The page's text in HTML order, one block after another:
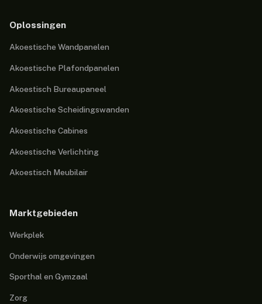
Oplossingen
Akoestische Wandpanelen
Akoestische Plafondpanelen
Akoestisch Bureaupaneel
Akoestische Scheidingswanden
Akoestische Cabines
Akoestische Verlichting
Akoestisch Meubilair
Marktgebieden
Werkplek
Onderwijs omgevingen
Sporthal en Gymzaal
Zorg